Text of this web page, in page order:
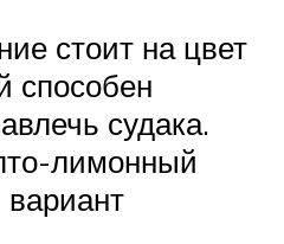
стоит на цвет
способен
судака.
лимонный